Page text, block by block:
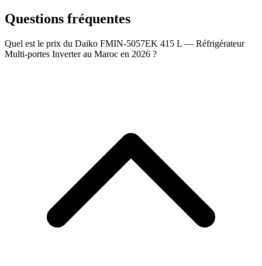
Questions fréquentes
Quel est le prix du Daiko FMIN-5057EK 415 L — Réfrigérateur
Multi-portes Inverter au Maroc en 2026 ?